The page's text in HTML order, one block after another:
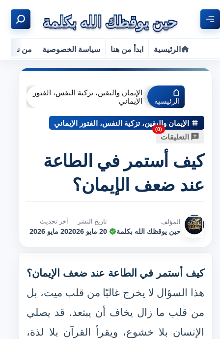
الرئيسية ابدأ من هنا سياسة الخصوصية من نحن
الرئيسية
الإيمان واليقين، تزكية النفس، الفتور
الإيماني
الإيمان واليقين، تزكية النفس، الفتور الإيماني
التعليقات
كيف أستمر في الطاعة
عند ضعف الإيمان؟
المؤلف
حين يوقظك الله بكلمة
تاريخ النشر
20 مايو 2026
آخر تحديث
20 مايو 2026
كيف أستمر في الطاعة عند ضعف الإيمان؟
هذا السؤال لا يخرج غالبًا من قلب ميت، بل
من قلب ما زال يخاف أن يبتعد. قد يصلي
الإنسان بلا خشوع، ويقرأ القرآن بلا لذة،